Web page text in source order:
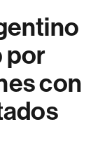
por
con